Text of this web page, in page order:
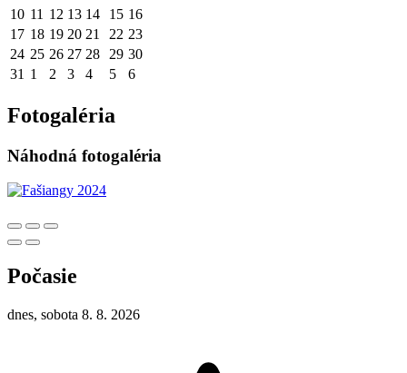
10 11 12 13 14 15 16
17 18 19 20 21 22 23
24 25 26 27 28 29 30
31 1 2 3 4 5 6
Fotogaléria
Náhodná fotogaléria
Počasie
dnes, sobota 8. 8. 2026